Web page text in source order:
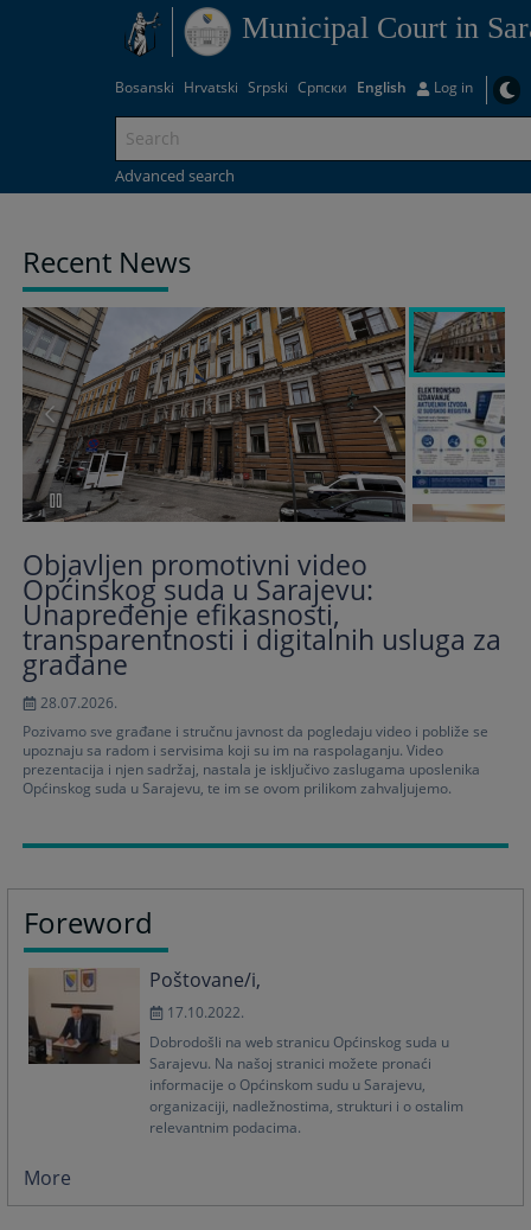
Municipal Court in
Bosanski Hrvatski Srpski Српски English Log in
Advanced search
Recent News
Objavljen promotivni video
Općinskog suda u Sarajevu:
Unapređenje efikasnosti,
transparentnosti i digitalnih usluga za
građane
28.07.2026.
Pozivamo sve građane i stručnu javnost da pogledaju video i pobliže se
upoznaju sa radom i servisima koji su im na raspolaganju. Video
prezentacija i njen sadržaj, nastala je isključivo zaslugama uposlenika
Općinskog suda u Sarajevu, te im se ovom prilikom zahvaljujemo.
Foreword
Poštovane/i,
17.10.2022.
Dobrodošli na web stranicu Općinskog suda u
Sarajevu. Na našoj stranici možete pronaći
informacije o Općinskom sudu u Sarajevu,
organizaciji, nadležnostima, strukturi i o ostalim
relevantnim podacima.
More